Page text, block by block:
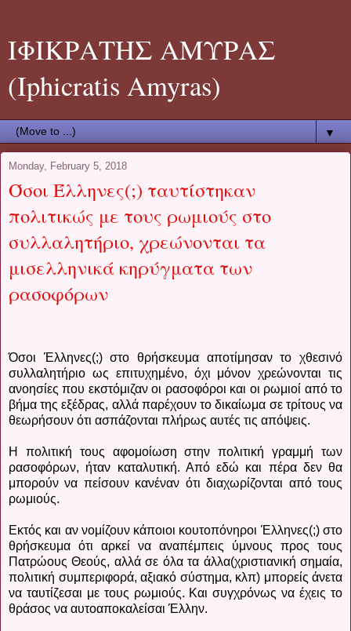
ΙΦΙΚΡΑΤΗΣ ΑΜΥΡΑΣ
(Iphicratis Amyras)
▼
Monday, February 5, 2018
Όσοι Έλληνες(;) ταυτίστηκαν
πολιτικώς με τους ρωμιούς στο
συλλαλητήριο, χρεώνονται τα
μισελληνικά κηρύγματα των
ρασοφόρων
Όσοι Έλληνες(;) στο θρήσκευμα αποτίμησαν το χθεσινό
συλλαλητήριο ως επιτυχημένο, όχι μόνον χρεώνονται τις
ανοησίες που εκστόμιζαν οι ρασοφόροι και οι ρωμιοί από το
βήμα της εξέδρας, αλλά παρέχουν το δικαίωμα σε τρίτους να
θεωρήσουν ότι ασπάζονται πλήρως αυτές τις απόψεις.
Η πολιτική τους αφομοίωση στην πολιτική γραμμή των
ρασοφόρων, ήταν καταλυτική. Από εδώ και πέρα δεν θα
μπορούν να πείσουν κανέναν ότι διαχωρίζονται από τους
ρωμιούς.
Εκτός και αν νομίζουν κάποιοι κουτοπόνηροι Έλληνες(;) στο
θρήσκευμα ότι αρκεί να αναπέμπεις ύμνους προς τους
Πατρώους Θεούς, αλλά σε όλα τα άλλα(χριστιανική σημαία,
πολιτική συμπεριφορά, αξιακό σύστημα, κλπ) μπορείς άνετα
να ταυτίζεσαι με τους ρωμιούς. Και συγχρόνως να έχεις το
θράσος να αυτοαποκαλείσαι Έλλην.